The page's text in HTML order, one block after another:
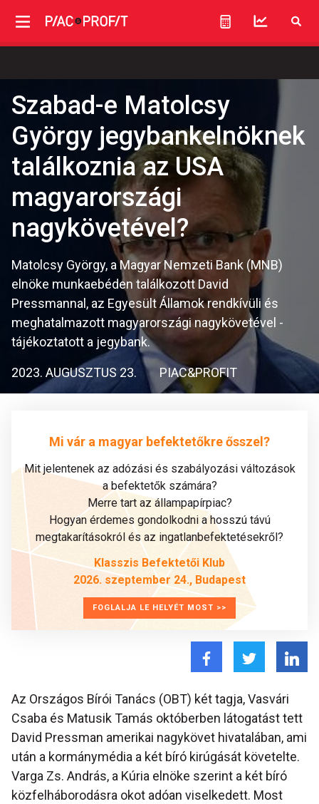
Szabad-e Matolcsy
György jegybankelnöknek
találkoznia az USA
magyarországi
nagykövetével?
Matolcsy György, a Magyar Nemzeti Bank (MNB)
elnöke munkaebéden találkozott David
Pressmannal, az Egyesült Államok rendkívüli és
meghatalmazott magyarországi nagykövetével -
tájékoztatott a jegybank.
2023. AUGUSZTUS 23. PIAC&PROFIT
Mi vár a magyar befektetőkre ősszel?
Mit jelentenek az adózási és szabályozási változások
a befektetők számára?
Merre tart az állampapírpiac?
Hogyan érdemes gondolkodni a hosszú távú
megtakarításokról és az ingatlanbefektetésekről?
Klasszis Befektetői Klub
2026. szeptember 24., Budapest
FOGLALJA LE HELYÉT MOST >>
Az Országos Bírói Tanács (OBT) két tagja, Vasvári
Csaba és Matusik Tamás októberben látogatást tett
David Pressman amerikai nagykövet hivatalában, ami
után a kormánymédia a két bíró kirúgását követelte.
Varga Zs. András, a Kúria elnöke szerint a két bíró
közfelháborodásra okot adóan viselkedett. Most